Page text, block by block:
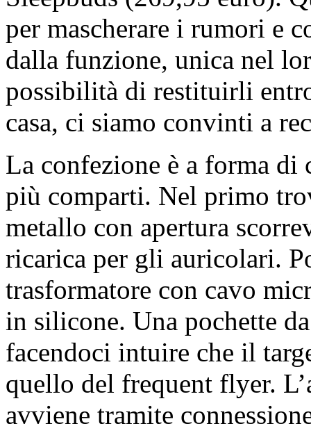
per mascherare i rumori e
dalla funzione, unica nel
possibilità di restituirli
casa, ci siamo convinti a
La confezione è a forma
più comparti. Nel primo
metallo con apertura
ricarica per gli auricolari.
trasformatore con cavo
in silicone. Una pochette
facendoci intuire che il
quello del frequent flyer.
avviene tramite